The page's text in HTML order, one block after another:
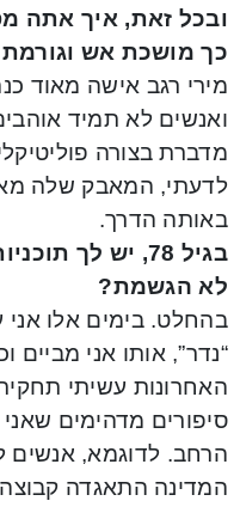
ובכל זאת, איך אתה
כך מושכת אש
מירי רגב אישה מאוד
ואנשים לא תמיד
מדברת בצורה
לדעתי, המאבק שלה
באותה הדרך.
בגיל 78, יש לך
לא הגשמת?
בהחלט. בימים אלו אני
“נדר”, אותו אני מביים
האחרונות עשיתי
סיפורים מדהימים
הרחב. לדוגמא, אנשים